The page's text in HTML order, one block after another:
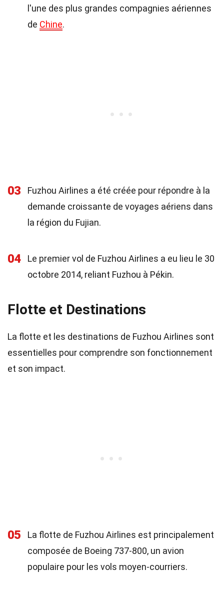
l'une des plus grandes compagnies aériennes
de Chine.
03
Fuzhou Airlines a été créée pour répondre à la
demande croissante de voyages aériens dans
la région du Fujian.
04
Le premier vol de Fuzhou Airlines a eu lieu le 30
octobre 2014, reliant Fuzhou à Pékin.
Flotte et Destinations
La flotte et les destinations de Fuzhou Airlines sont
essentielles pour comprendre son fonctionnement
et son impact.
05
La flotte de Fuzhou Airlines est principalement
composée de Boeing 737-800, un avion
populaire pour les vols moyen-courriers.